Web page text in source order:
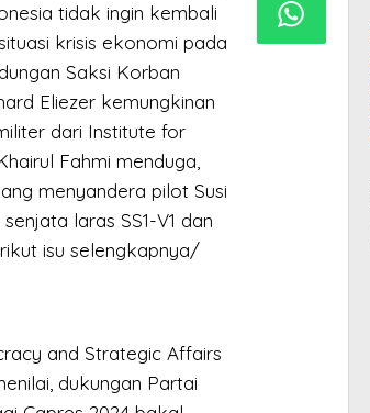
tidak ingin kembali
krisis ekonomi pada
Saksi Korban
Eliezer kemungkinan
dari Institute for
Fahmi menduga,
menyandera pilot Susi
laras SS1-V1 dan
isu selengkapnya/
and Strategic Affairs
dukungan Partai